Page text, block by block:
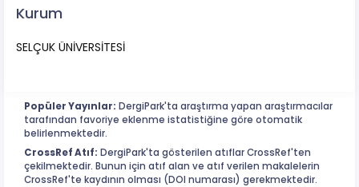
Kurum
SELÇUK ÜNİVERSİTESİ
Popüler Yayınlar: DergiPark'ta araştırma yapan araştırmacılar
tarafından favoriye eklenme istatistiğine göre otomatik
belirlenmektedir.
CrossRef Atıf: DergiPark'ta gösterilen atıflar CrossRef'ten
çekilmektedir. Bunun için atıf alan ve atıf verilen makalelerin
CrossRef'te kaydının olması (DOI numarası) gerekmektedir.